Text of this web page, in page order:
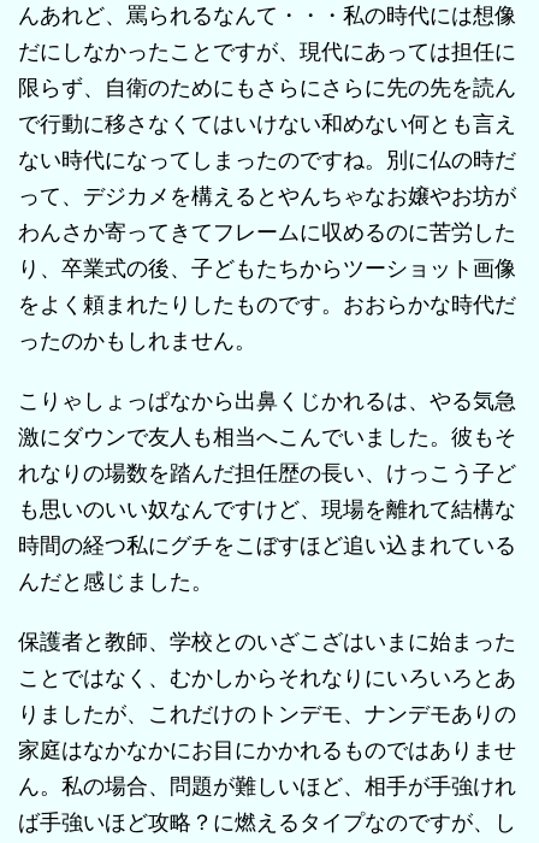
んあれど、罵られるなんて・・・私の時代には想像
だにしなかったことですが、現代にあっては担任に
限らず、自衛のためにもさらにさらに先の先を読ん
で行動に移さなくてはいけない和めない何とも言え
ない時代になってしまったのですね。別に仏の時だ
って、デジカメを構えるとやんちゃなお嬢やお坊が
わんさか寄ってきてフレームに収めるのに苦労した
り、卒業式の後、子どもたちからツーショット画像
をよく頼まれたりしたものです。おおらかな時代だ
ったのかもしれません。
こりゃしょっぱなから出鼻くじかれるは、やる気急
激にダウンで友人も相当へこんでいました。彼もそ
れなりの場数を踏んだ担任歴の長い、けっこう子ど
も思いのいい奴なんですけど、現場を離れて結構な
時間の経つ私にグチをこぼすほど追い込まれている
んだと感じました。
保護者と教師、学校とのいざこざはいまに始まった
ことではなく、むかしからそれなりにいろいろとあ
りましたが、これだけのトンデモ、ナンデモありの
家庭はなかなかにお目にかかれるものではありませ
ん。私の場合、問題が難しいほど、相手が手強けれ
ば手強いほど攻略？に燃えるタイプなのですが、し